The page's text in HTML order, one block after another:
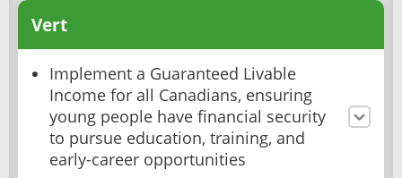
Vert
Implement a Guaranteed Livable
Income for all Canadians, ensuring
young people have financial security
to pursue education, training, and
early-career opportunities